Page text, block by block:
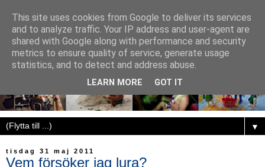
▼
tisdag 31 maj 2011
Vem försöker jag lura?
This site uses cookies from Google to deliver its services
and to analyze traffic. Your IP address and user-agent are
shared with Google along with performance and security
metrics to ensure quality of service, generate usage
statistics, and to detect and address abuse.
LEARN MORE GOT IT